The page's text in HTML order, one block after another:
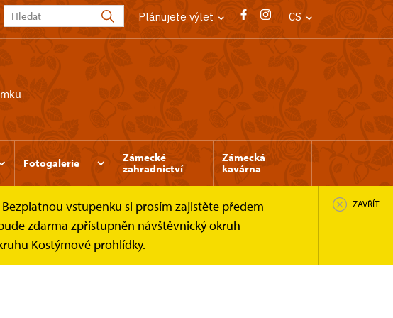
Plánujete výlet CS
Fotogalerie
Zámecké
zahradnictví
Zámecká
kavárna
vstupenku si prosím zajistěte předem
zdarma zpřístupněn návštěvnický okruh
Kostýmové prohlídky.
ZAVŘÍT